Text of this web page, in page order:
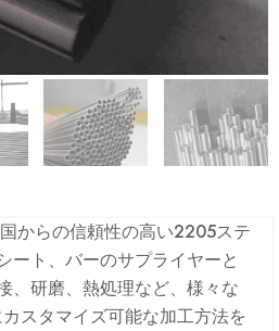
からの信頼性の高い2205ステ
ート、バーのサプライヤーと
、研磨、熱処理など、様々な
スタマイズ可能な加工方法を